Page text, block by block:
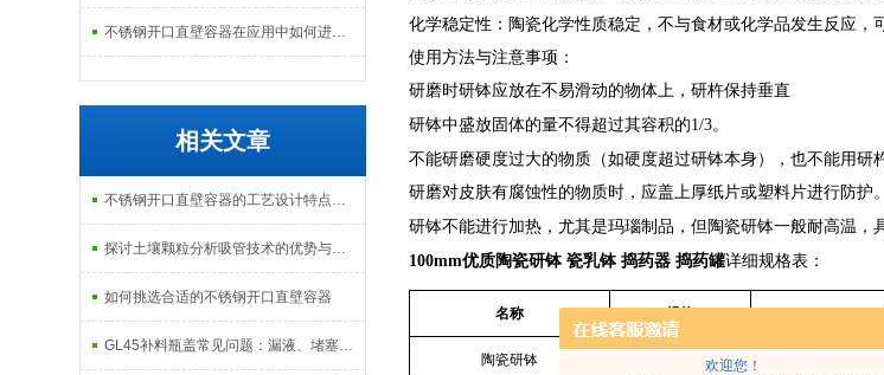
欢迎您！
不锈钢开口直壁容器在应用中如何进行维护和保养？
相关文章
不锈钢开口直壁容器的工艺设计特点介绍
探讨土壤颗粒分析吸管技术的优势与局限性
如何挑选合适的不锈钢开口直壁容器
GL45补料瓶盖常见问题：漏液、堵塞怎么解决？
化学稳定性 ：陶瓷化学性质稳定，不与食材或化学品发生反应
使用方法与注意事项 ：
研磨时研钵应放在不易滑动的物体上，研杵保持垂直
研钵中盛放固体的量不得超过其容积的1/3。
不能研磨硬度过大的物质 （如硬度超过研钵本身），也不能用研
研磨对皮肤有腐蚀性的物质时，应盖上厚纸片或塑料片进行防护。
研钵不能进行加热，尤其是玛瑙制品，但陶瓷研钵一般耐高温，
100mm优质陶瓷研钵 瓷乳钵 捣药器 捣药罐详细规格表：
名称
陶瓷研钵